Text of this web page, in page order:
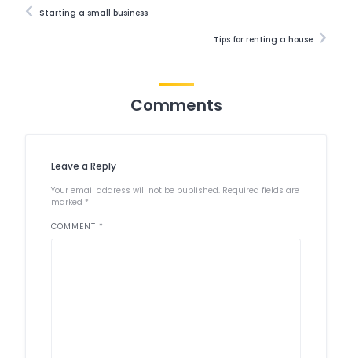
Starting a small business
Tips for renting a house
Comments
Leave a Reply
Your email address will not be published. Required fields are
marked *
COMMENT *